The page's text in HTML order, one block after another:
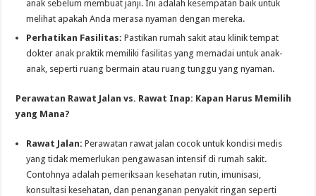
anak sebelum membuat janji. Ini adalah kesempatan baik untuk
melihat apakah Anda merasa nyaman dengan mereka.
Perhatikan Fasilitas: Pastikan rumah sakit atau klinik tempat
dokter anak praktik memiliki fasilitas yang memadai untuk anak-
anak, seperti ruang bermain atau ruang tunggu yang nyaman.
Perawatan Rawat Jalan vs. Rawat Inap: Kapan Harus Memilih
yang Mana?
Rawat Jalan: Perawatan rawat jalan cocok untuk kondisi medis
yang tidak memerlukan pengawasan intensif di rumah sakit.
Contohnya adalah pemeriksaan kesehatan rutin, imunisasi,
konsultasi kesehatan, dan penanganan penyakit ringan seperti